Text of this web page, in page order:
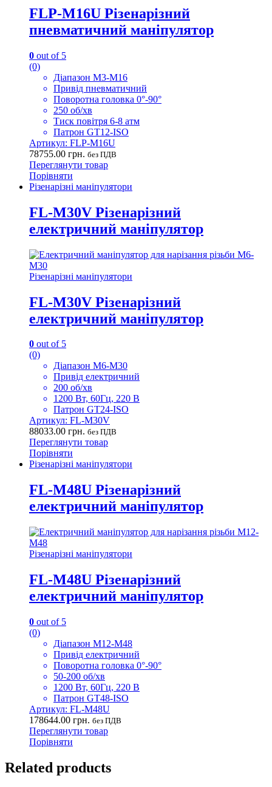
FLP-M16U Різенарізний
пневматичний маніпулятор
0 out of 5
(0)
Діапазон M3-M16
Привід пневматичний
Поворотна головка 0°-90°
250 об/хв
Тиск повітря 6-8 атм
Патрон GT12-ISO
Артикул: FLP-M16U
78755.00 грн. без ПДВ
Переглянути товар
Порівняти
Різенарізні маніпулятори
FL-M30V Різенарізний
електричний маніпулятор
Різенарізні маніпулятори
FL-M30V Різенарізний
електричний маніпулятор
0 out of 5
(0)
Діапазон M6-M30
Привід електричний
200 об/хв
1200 Вт, 60Гц, 220 В
Патрон GT24-ISO
Артикул: FL-M30V
88033.00 грн. без ПДВ
Переглянути товар
Порівняти
Різенарізні маніпулятори
FL-M48U Різенарізний
електричний маніпулятор
Різенарізні маніпулятори
FL-M48U Різенарізний
електричний маніпулятор
0 out of 5
(0)
Діапазон M12-M48
Привід електричний
Поворотна головка 0°-90°
50-200 об/хв
1200 Вт, 60Гц, 220 В
Патрон GT48-ISO
Артикул: FL-M48U
178644.00 грн. без ПДВ
Переглянути товар
Порівняти
Related products